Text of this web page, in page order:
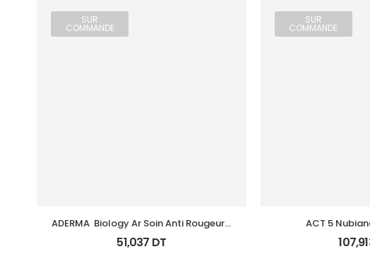
SUR
COMMANDE
ADERMA  Biology Ar Soin Anti Rougeurs
Tb 40 Ml
51,037 DT
SUR
COMMANDE
ACT 5